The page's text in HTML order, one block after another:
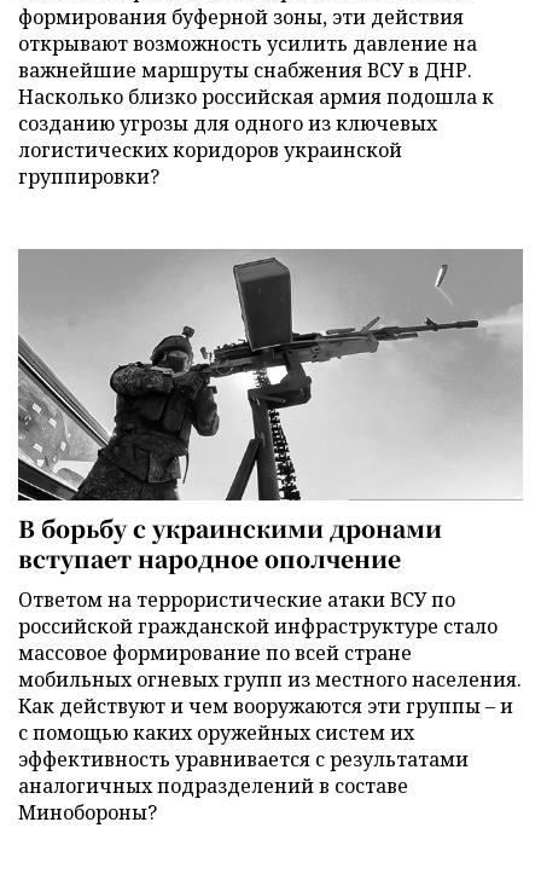
формирования буферной зоны, эти действия
открывают возможность усилить давление на
важнейшие маршруты снабжения ВСУ в ДНР.
Насколько близко российская армия подошла к
созданию угрозы для одного из ключевых
логистических коридоров украинской
группировки?
В борьбу с украинскими дронами
вступает народное ополчение
Ответом на террористические атаки ВСУ по
российской гражданской инфраструктуре стало
массовое формирование по всей стране
мобильных огневых групп из местного населения.
Как действуют и чем вооружаются эти группы – и
с помощью каких оружейных систем их
эффективность уравнивается с результатами
аналогичных подразделений в составе
Минобороны?